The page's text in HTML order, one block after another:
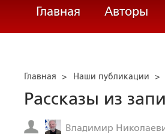
Главная Авторы
Главная > Наши публикации >
Рассказы из
Владимир